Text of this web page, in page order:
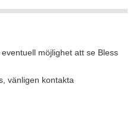
möjlighet att se Bless
vänligen kontakta